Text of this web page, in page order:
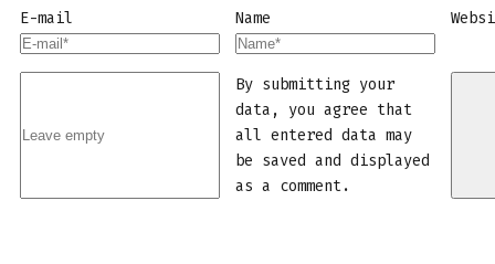
E-mail Name
By submitting your
data, you agree that
all entered data may
be saved and displayed
as a comment.